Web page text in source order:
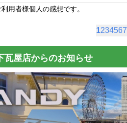
用者様個人の感想です。
1234567
瓦屋店からのお知らせ